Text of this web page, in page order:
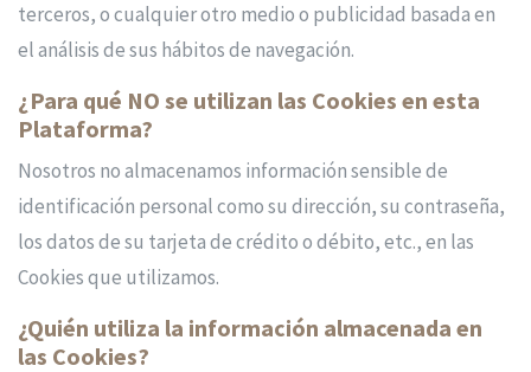
terceros, o cualquier otro medio o publicidad basada en
el análisis de sus hábitos de navegación.
¿Para qué NO se utilizan las Cookies en esta
Plataforma?
Nosotros no almacenamos información sensible de
identificación personal como su dirección, su contraseña,
los datos de su tarjeta de crédito o débito, etc., en las
Cookies que utilizamos.
¿Quién utiliza la información almacenada en
las Cookies?